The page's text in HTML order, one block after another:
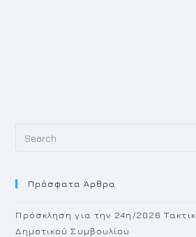
Πρόσφατα Άρθρα
Πρόσκληση για την 24η/2026
Δημοτικού Συμβουλίου